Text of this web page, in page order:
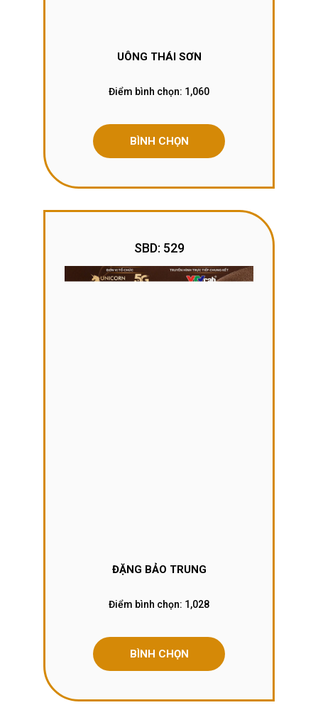
UÔNG THÁI SƠN
Điểm bình chọn: 1,060
BÌNH CHỌN
SBD: 529
ĐẶNG BẢO TRUNG
Điểm bình chọn: 1,028
BÌNH CHỌN